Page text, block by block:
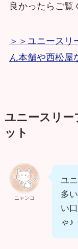
良かったらご覧
＞＞ユニースリ
ん本舗や西松屋
ユニースリー
ット
ニャンコ
ユ
多
い
ゃ♪